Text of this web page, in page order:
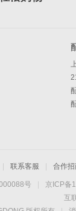
联系客服 合作
号 京ICP备
互